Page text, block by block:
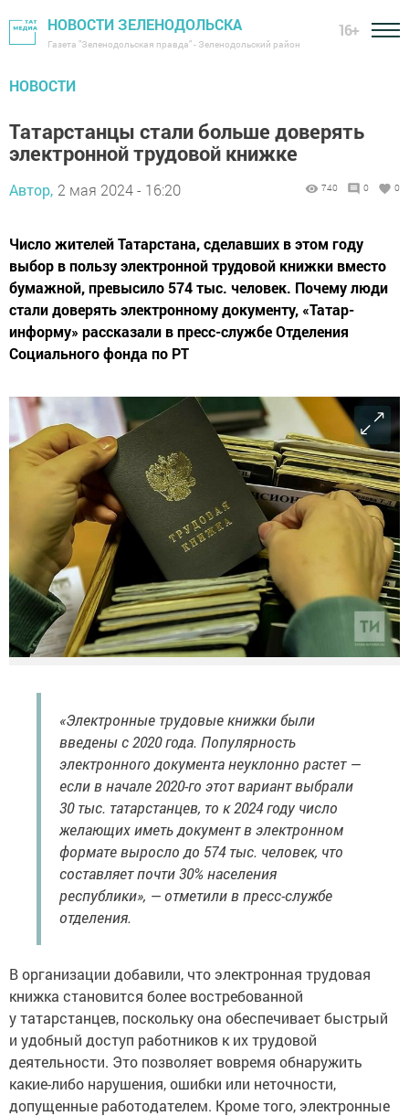
НОВОСТИ ЗЕЛЕНОДОЛЬСКА
Газета "Зеленодольская правда" - Зеленодольский район
16+
НОВОСТИ
Татарстанцы стали больше доверять
электронной трудовой книжке
Автор, 2 мая 2024 - 16:20 740 0 0
Число жителей Татарстана, сделавших в этом году
выбор в пользу электронной трудовой книжки вместо
бумажной, превысило 574 тыс. человек. Почему люди
стали доверять электронному документу, «Татар-
информу» рассказали в пресс-службе Отделения
Социального фонда по РТ
«Электронные трудовые книжки были
введены с 2020 года. Популярность
электронного документа неуклонно растет —
если в начале 2020-го этот вариант выбрали
30 тыс. татарстанцев, то к 2024 году число
желающих иметь документ в электронном
формате выросло до 574 тыс. человек, что
составляет почти 30% населения
республики», — отметили в пресс-службе
отделения.
В организации добавили, что электронная трудовая
книжка становится более востребованной
у татарстанцев, поскольку она обеспечивает быстрый
и удобный доступ работников к их трудовой
деятельности. Это позволяет вовремя обнаружить
какие-либо нарушения, ошибки или неточности,
допущенные работодателем. Кроме того, электронные